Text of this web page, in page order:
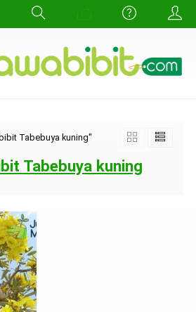
Tabebuya kuning"
Tabebuya kuning